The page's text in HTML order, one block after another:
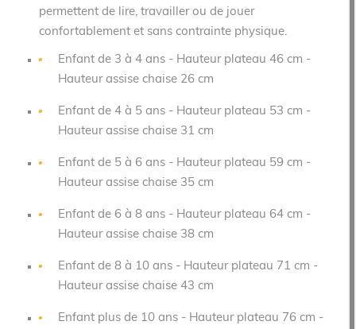
permettent de lire, travailler ou de jouer
confortablement et sans contrainte physique.
Enfant de 3 à 4 ans - Hauteur plateau 46 cm -
Hauteur assise chaise 26 cm
Enfant de 4 à 5 ans - Hauteur plateau 53 cm -
Hauteur assise chaise 31 cm
Enfant de 5 à 6 ans - Hauteur plateau 59 cm -
Hauteur assise chaise 35 cm
Enfant de 6 à 8 ans - Hauteur plateau 64 cm -
Hauteur assise chaise 38 cm
Enfant de 8 à 10 ans - Hauteur plateau 71 cm -
Hauteur assise chaise 43 cm
Enfant plus de 10 ans - Hauteur plateau 76 cm -